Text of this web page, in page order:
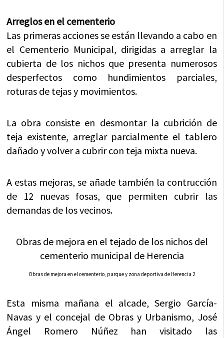
Arreglos en el cementerio
Las primeras acciones se están llevando a cabo en
el Cementerio Municipal, dirigidas a arreglar la
cubierta de los nichos que presenta numerosos
desperfectos como hundimientos parciales,
roturas de tejas y movimientos.
La obra consiste en desmontar la cubrición de
teja existente, arreglar parcialmente el tablero
dañado y volver a cubrir con teja mixta nueva.
A estas mejoras, se añade también la contrucción
de 12 nuevas fosas, que permiten cubrir las
demandas de los vecinos.
Obras de mejora en el tejado de los nichos del
cementerio municipal de Herencia
Obras de mejora en el cementerio, parque y zona deportiva de Herencia 2
Esta misma mañana el alcade, Sergio García-
Navas y el concejal de Obras y Urbanismo, José
Ángel Romero Núñez han visitado las